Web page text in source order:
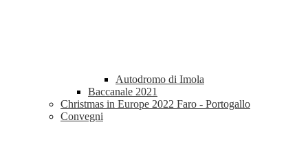
Autodromo di Imola
Baccanale 2021
Christmas in Europe 2022 Faro - Portogallo
Convegni